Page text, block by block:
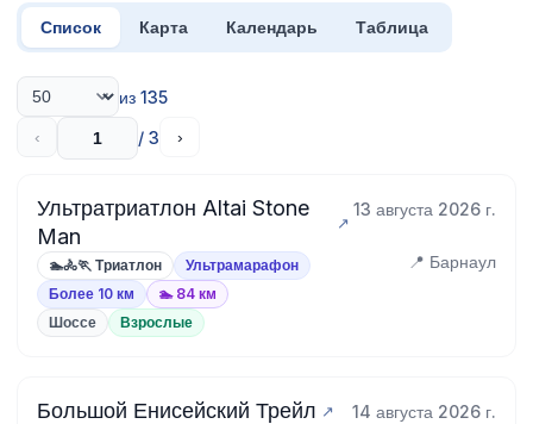
Список Карта Календарь Таблица
из 135
‹ / 3 ›
Ультратриатлон Altai Stone
Man
13 августа 2026 г.
🏊🚴🏃 Триатлон
Ультрамарафон
Более 10 км
🏊 84 км
📍 Барнаул
Шоссе Взрослые
Большой Енисейский Трейл 14 августа 2026 г.